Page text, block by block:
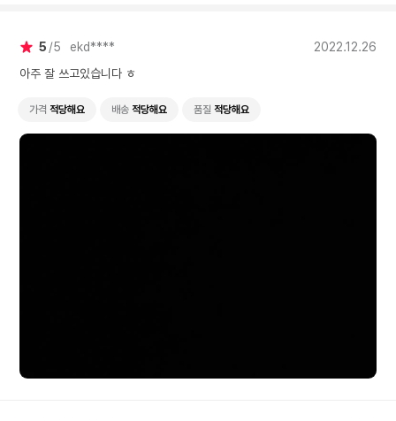
5 5 ekd****
2022.12.26
아주 잘 쓰고있습니다 ㅎ
가격 적당해요 배송 적당해요 품질 적당해요